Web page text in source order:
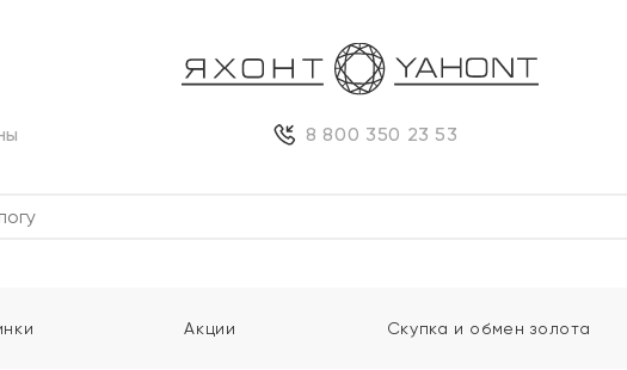
8 800 350 23 53
Акции Скупка и обмен золота